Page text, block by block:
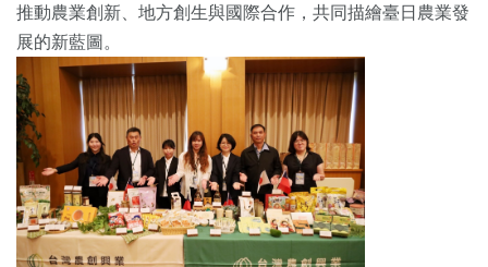
推動農業創新、地方創生與國際合作，共同描繪臺日農業發
展的新藍圖。